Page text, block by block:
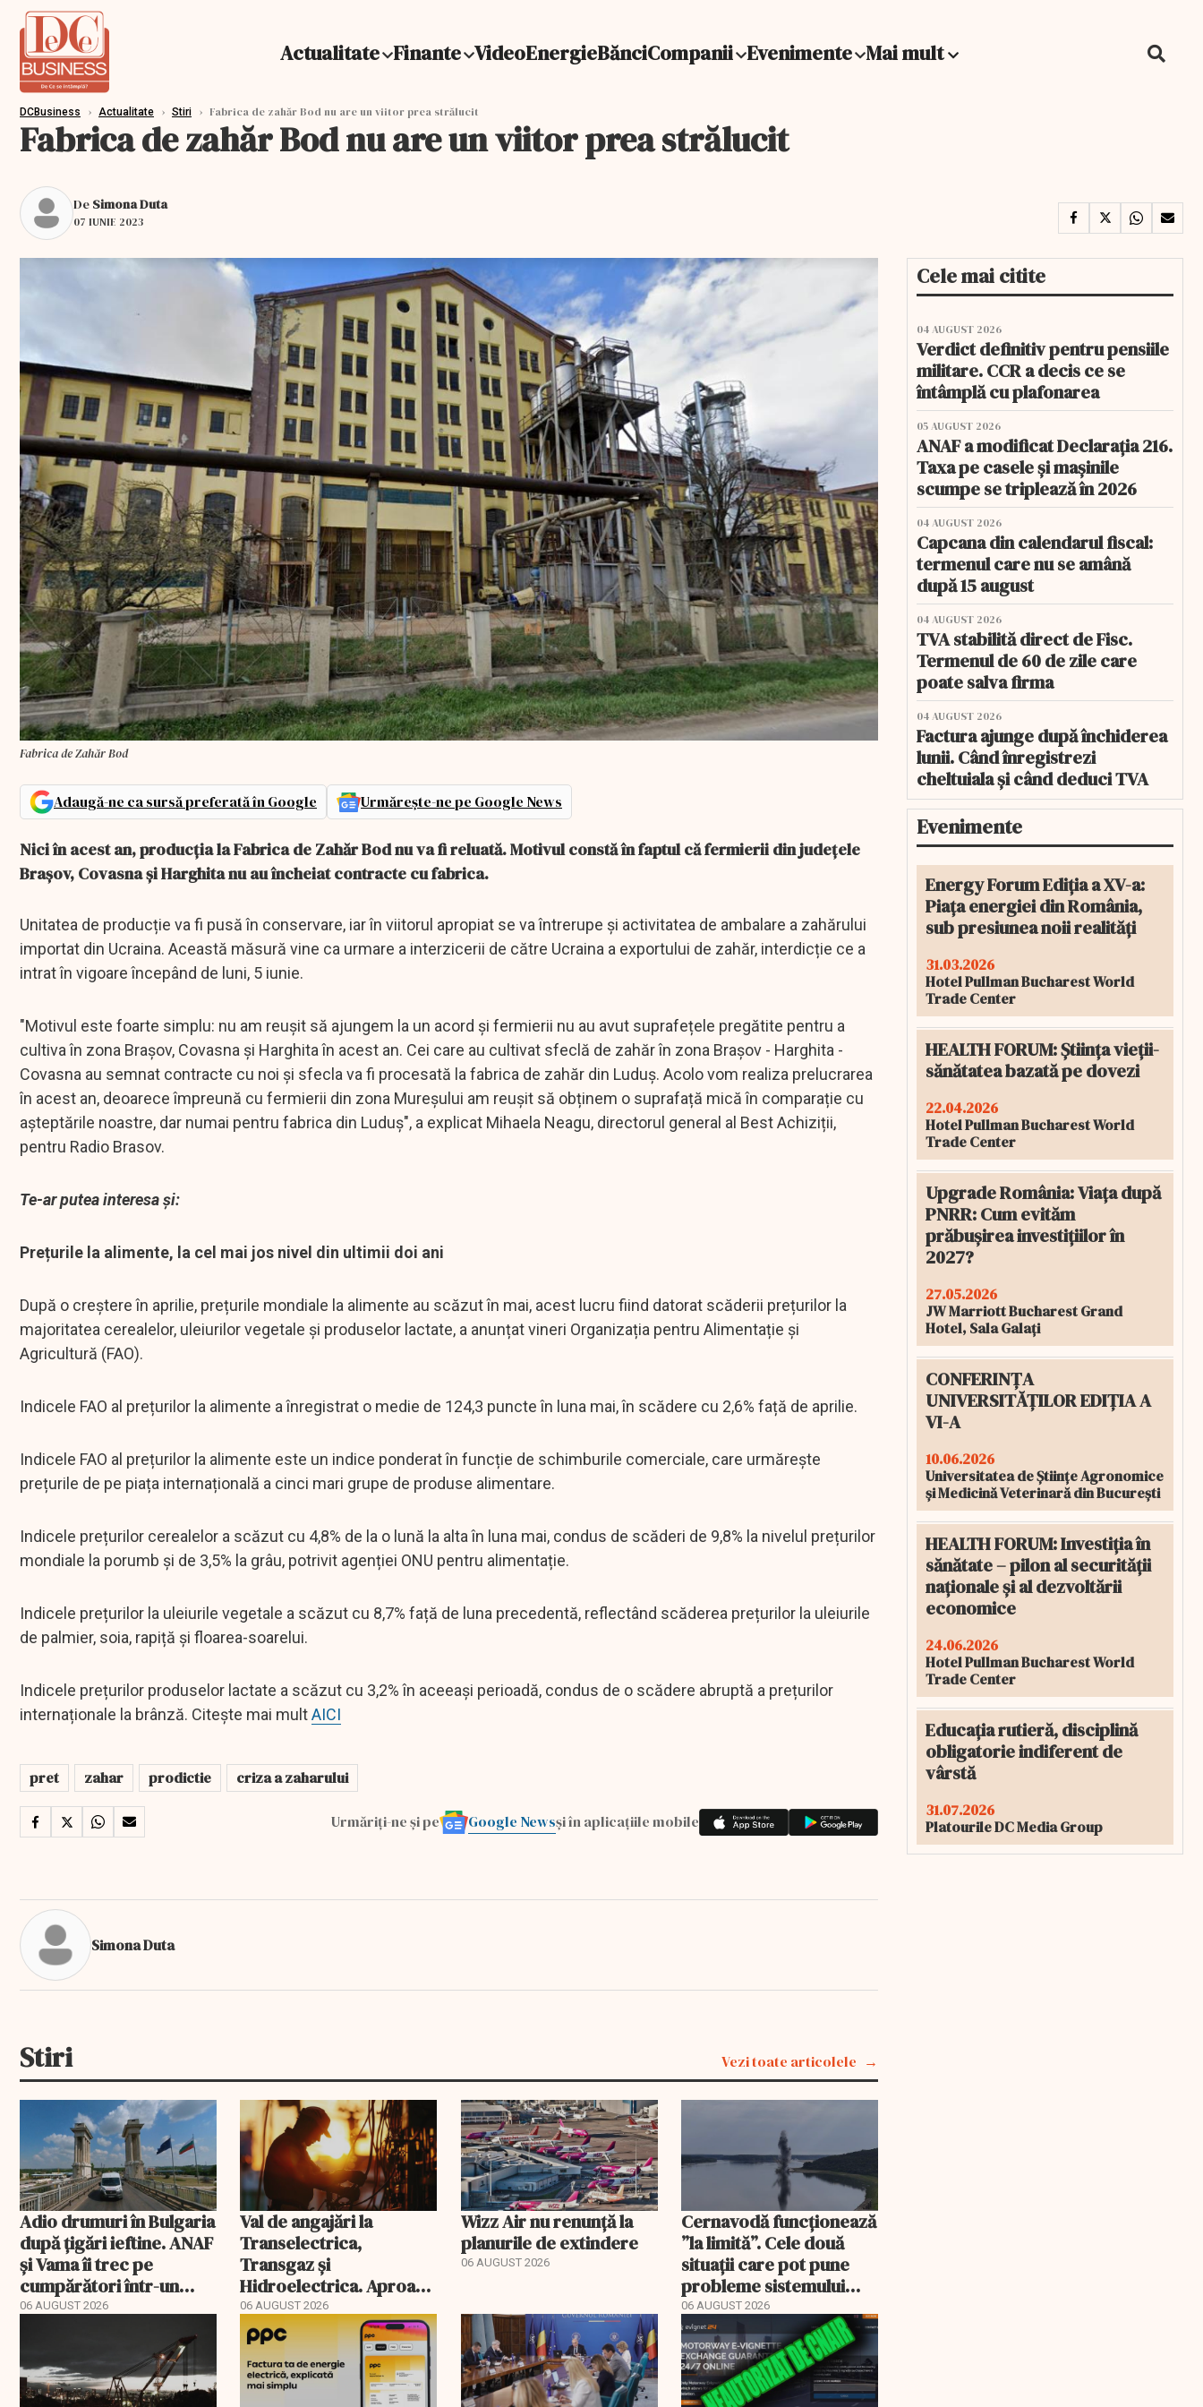
Actualitate Finante VideoEnergieBănciCompanii Evenimente Mai mult
DCBusiness › Actualitate › Stiri › Fabrica de zahăr Bod nu are un viitor prea strălucit
Fabrica de zahăr Bod nu are un viitor prea strălucit
De Simona Duta
07 IUNIE 2023
Fabrica de Zahăr Bod
Adaugă-ne ca sursă preferată în Google Urmărește-ne pe Google News
Nici în acest an, producția la Fabrica de Zahăr Bod nu va fi reluată. Motivul constă în faptul că fermierii din județele
Brașov, Covasna și Harghita nu au încheiat contracte cu fabrica.
Unitatea de producție va fi pusă în conservare, iar în viitorul apropiat se va întrerupe și activitatea de ambalare a zahărului
importat din Ucraina. Această măsură vine ca urmare a interzicerii de către Ucraina a exportului de zahăr, interdicție ce a
intrat în vigoare începând de luni, 5 iunie.
"Motivul este foarte simplu: nu am reușit să ajungem la un acord și fermierii nu au avut suprafețele pregătite pentru a
cultiva în zona Brașov, Covasna și Harghita în acest an. Cei care au cultivat sfeclă de zahăr în zona Brașov - Harghita -
Covasna au semnat contracte cu noi și sfecla va fi procesată la fabrica de zahăr din Luduș. Acolo vom realiza prelucrarea
în acest an, deoarece împreună cu fermierii din zona Mureșului am reușit să obținem o suprafață mică în comparație cu
așteptările noastre, dar numai pentru fabrica din Luduș", a explicat Mihaela Neagu, directorul general al Best Achiziții,
pentru Radio Brasov.
Te-ar putea interesa și:
Prețurile la alimente, la cel mai jos nivel din ultimii doi ani
După o creștere în aprilie, prețurile mondiale la alimente au scăzut în mai, acest lucru fiind datorat scăderii prețurilor la
majoritatea cerealelor, uleiurilor vegetale și produselor lactate, a anunțat vineri Organizația pentru Alimentație și
Agricultură (FAO).
Indicele FAO al prețurilor la alimente a înregistrat o medie de 124,3 puncte în luna mai, în scădere cu 2,6% față de aprilie.
Indicele FAO al prețurilor la alimente este un indice ponderat în funcție de schimburile comerciale, care urmărește
prețurile de pe piața internațională a cinci mari grupe de produse alimentare.
Indicele prețurilor cerealelor a scăzut cu 4,8% de la o lună la alta în luna mai, condus de scăderi de 9,8% la nivelul prețurilor
mondiale la porumb și de 3,5% la grâu, potrivit agenției ONU pentru alimentație.
Indicele prețurilor la uleiurile vegetale a scăzut cu 8,7% față de luna precedentă, reflectând scăderea prețurilor la uleiurile
de palmier, soia, rapiță și floarea-soarelui.
Indicele prețurilor produselor lactate a scăzut cu 3,2% în aceeași perioadă, condus de o scădere abruptă a prețurilor
internaționale la brânză. Citește mai multAICI
pret zahar prodictie criza a zaharului
Urmăriți-ne și pe Google Newsși în aplicațiile mobile
Simona Duta
Stiri Vezi toate articolele
Adio drumuri în Bulgaria
după țigări ieftine. ANAF
și Vama îi trec pe
cumpărători într-un
registru electronic
06 AUGUST 2026
Val de angajări la
Transelectrica,
Transgaz și
Hidroelectrica. Aproape
400 de posturi aprobate
06 AUGUST 2026
Wizz Air nu renunță la
planurile de extindere
06 AUGUST 2026
Cernavodă funcționează
”la limită”. Cele două
situații care pot pune
probleme sistemului
energetic
06 AUGUST 2026
Cele mai citite
04 AUGUST 2026
Verdict definitiv pentru pensiile
militare. CCR a decis ce se
întâmplă cu plafonarea
05 AUGUST 2026
ANAF a modificat Declarația 216.
Taxa pe casele și mașinile
scumpe se triplează în 2026
04 AUGUST 2026
Capcana din calendarul fiscal:
termenul care nu se amână
după 15 august
04 AUGUST 2026
TVA stabilită direct de Fisc.
Termenul de 60 de zile care
poate salva firma
04 AUGUST 2026
Factura ajunge după închiderea
lunii. Când înregistrezi
cheltuiala și când deduci TVA
Evenimente
Energy Forum Ediția a XV-a:
Piața energiei din România,
sub presiunea noii realități
31.03.2026
Hotel Pullman Bucharest World
Trade Center
HEALTH FORUM: Știința vieții-
sănătatea bazată pe dovezi
22.04.2026
Hotel Pullman Bucharest World
Trade Center
Upgrade România: Viața după
PNRR: Cum evităm
prăbușirea investițiilor în
2027?
27.05.2026
JW Marriott Bucharest Grand
Hotel, Sala Galați
CONFERINȚA
UNIVERSITĂȚILOR EDIȚIA A
VI-A
10.06.2026
Universitatea de Științe Agronomice
și Medicină Veterinară din București
HEALTH FORUM: Investiția în
sănătate – pilon al securității
naționale și al dezvoltării
economice
24.06.2026
Hotel Pullman Bucharest World
Trade Center
Educația rutieră, disciplină
obligatorie indiferent de
vârstă
31.07.2026
Platourile DC Media Group